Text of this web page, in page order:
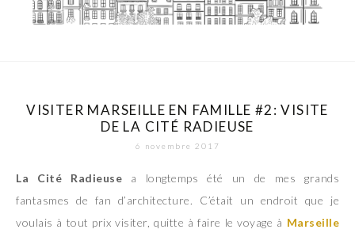
VISITER MARSEILLE EN FAMILLE #2: VISITE
DE LA CITÉ RADIEUSE
6 novembre 2017
La Cité Radieuse a longtemps été un de mes grands
fantasmes de fan d’architecture. C’était un endroit que je
voulais à tout prix visiter, quitte à faire le voyage à Marseille